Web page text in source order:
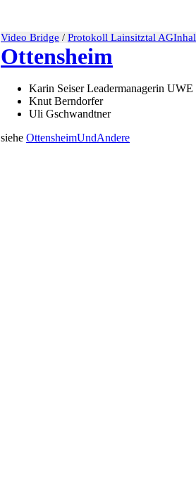
Video Bridge / Protokoll Lainsitztal
Ottensheim
Karin Seiser Leadermanagerin UWE
Knut Berndorfer
Uli Gschwandtner
siehe OttensheimUndAndere